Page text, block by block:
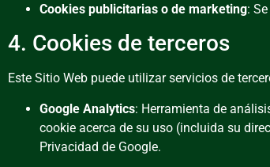
Cookies publicitarias o de marketing:
4. Cookies de terceros
Este Sitio Web puede utilizar servicios de
Google Analytics: Herramienta de
cookie acerca de su uso (incluida su
Privacidad de Google.